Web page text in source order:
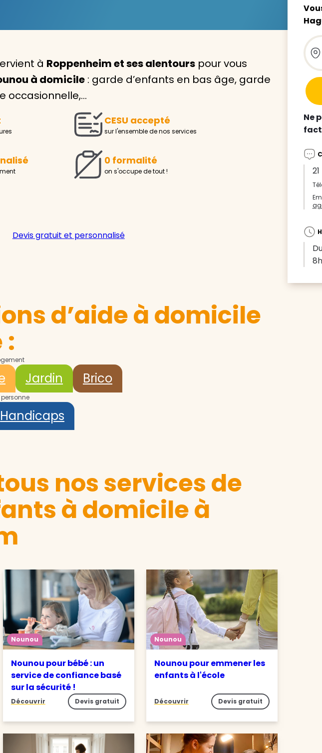
Avec VIVASERVICES, trouvez
service à domicile qui vous
Pour l’entretien de votre logement, la garde de votre
ou l’accompagnement d’un parent, nos intervenants à
Demander un devis gratuit
Trouver mon
à Roppenheim et ses alentours pour vous
à domicile : garde d’enfants en bas âge, garde
occasionnelle,…
CESU accepté
sur l'ensemble de nos services
0 formalité
on s'occupe de tout !
Devis gratuit et personnalisé
d’aide à domicile
:
Jardin Brico
Handicaps
nos services de
à domicile à
Nounou
Nounou pour bébé : un
service de confiance basé
sur la sécurité !
Découvrir Devis gratuit
Nounou
Nounou pour emmener les
enfants à l'école
Découvrir Devis gratuit
Ne